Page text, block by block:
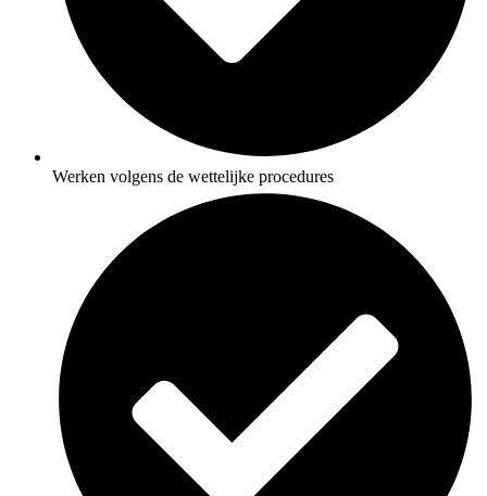
Werken volgens de wettelijke procedures